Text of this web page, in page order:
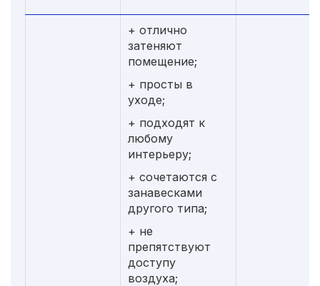
+ отлично
затеняют
помещение;
+ просты в
уходе;
+ подходят к
любому
интерьеру;
+ сочетаются с
занавесками
другого типа;
+ не
препятствуют
доступу
воздуха;